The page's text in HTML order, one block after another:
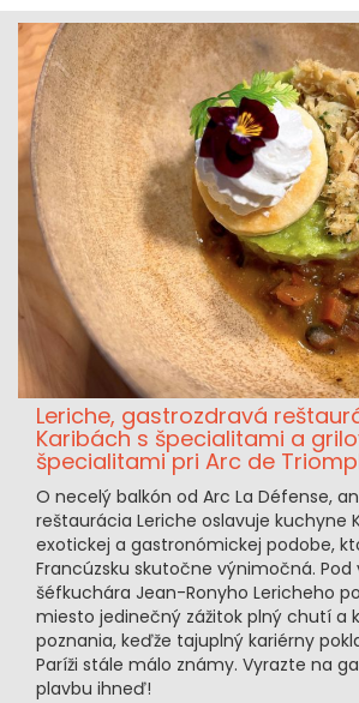
Leriche, gastrozdravá
Karibách s špecialitami a
špecialitami pri Arc de
O necelý balkón od Arc La Défense,
reštaurácia Leriche oslavuje kuchyne
exotickej a gastronómickej podobe,
Francúzsku skutočne výnimočná.
šéfkuchára Jean-Ronyho Lericheho
miesto jedinečný zážitok plný chutí a
poznania, keďže tajuplný kariérny
Paríži stále málo známy. Vyrazte na
plavbu ihneď!